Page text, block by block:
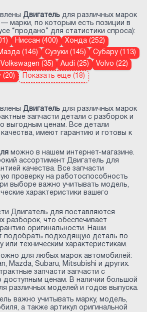
Двигатель для различных марок
марки, по которым есть позиции в
“продано” для статистики спроса):
Ниссан (400)
Хонда (252)
(146) Сузуки (145)
Субару (113)
Volkswagen (35) Audi (25)
Volvo (22)
(20)
Показать еще (18)
Двигатель для различных марок
запчасти детали с разборок и
выгодным ценам. Все детали
имеют гарантию и готовы к
можно в нашем интернет-магазине.
ассортимент Двигатель для
качества. Все запчасти
проверку на работоспособность
выборе важно учитывать модель,
характеристики вашего
Двигатель для
поставляются
разборок, что обеспечивает
оригинальности. Наши
подобрать подходящую деталь по
или техническим характеристикам.
для любых марок автомобилей:
Mazda, Subaru, Mitsubishi и других.
запчасти запчасти с
доступным ценам. В наличии большой
различных моделей и годов выпуска.
важно учитывать марку, модель,
а также артикул оригинальной